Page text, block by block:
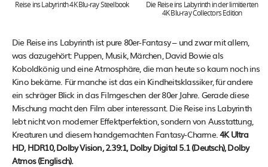
Reise ins Labyrinth 4K Blu-ray Steelbook
Die Reise ins Labyrinth in der limitierten
4K Blu-ray Collectors Edition
Die Reise ins Labyrinth ist pure 80er-Fantasy – und zwar mit allem,
was dazugehört: Puppen, Musik, Märchen, David Bowie als
Koboldkönig und eine Atmosphäre, die man heute so kaum noch ins
Kino bekäme. Für manche ist das ein Kindheitsklassiker, für andere
ein schräger Blick in das Filmgeschen der 80er Jahre. Gerade diese
Mischung macht den Film aber interessant. Die Reise ins Labyrinth
lebt nicht von moderner Effektperfektion, sondern von Ausstattung,
Kreaturen und diesem handgemachten Fantasy-Charme.4K Ultra
HD, HDR10, Dolby Vision, 2.39:1, Dolby Digital 5.1 (Deutsch), Dolby
Atmos (Englisch).